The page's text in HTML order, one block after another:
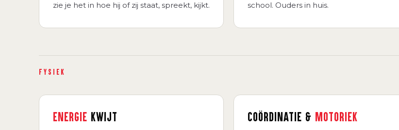
zie je het in hoe hij of zij staat, spreekt, kijkt.
school. Ouders in huis.
FYSIEK
ENERGIE KWIJT COÖRDINATIE & MOTORIEK